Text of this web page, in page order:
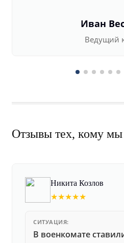
Иван
Ведущий
Отзывы тех, кому
Никита Козлов
★★★★★
СИТУАЦИЯ:
В военкомате